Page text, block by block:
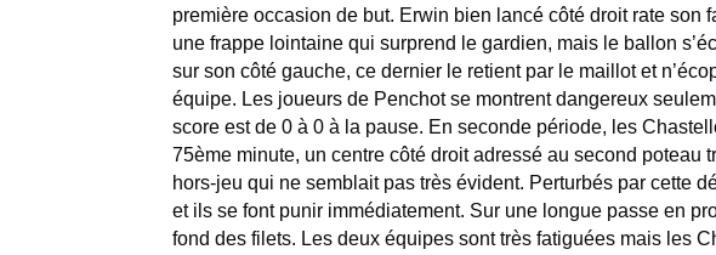
première occasion de but. Erwin bien lancé côté droit rate son
une frappe lointaine qui surprend le gardien, mais le ballon
sur son côté gauche, ce dernier le retient par le maillot et
équipe. Les joueurs de Penchot se montrent dangereux
score est de 0 à 0 à la pause. En seconde période, les
75ème minute, un centre côté droit adressé au second poteau
hors-jeu qui ne semblait pas très évident. Perturbés par cette
et ils se font punir immédiatement. Sur une longue passe en
fond des filets. Les deux équipes sont très fatiguées mais les